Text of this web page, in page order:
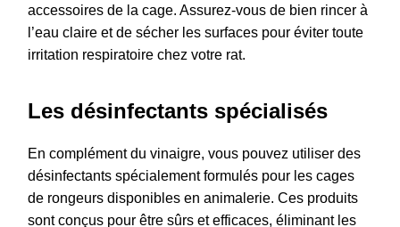
accessoires de la cage. Assurez-vous de bien rincer à
l’eau claire et de sécher les surfaces pour éviter toute
irritation respiratoire chez votre rat.
Les désinfectants spécialisés
En complément du vinaigre, vous pouvez utiliser des
désinfectants spécialement formulés pour les cages
de rongeurs disponibles en animalerie. Ces produits
sont conçus pour être sûrs et efficaces, éliminant les